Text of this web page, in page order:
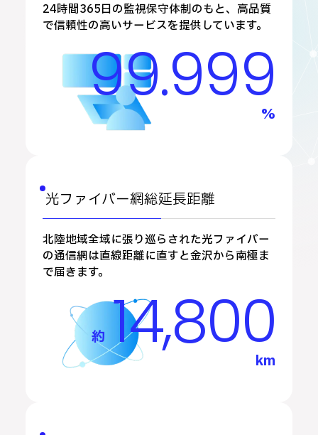
24時間365日の監視保守体制のもと、高品質
で信頼性の高いサービスを提供しています。
99.999
%
光ファイバー網総延長距離
北陸地域全域に張り巡らされた光ファイバー
の通信網は直線距離に直すと金沢から南極ま
で届きます。
約 14,800
km